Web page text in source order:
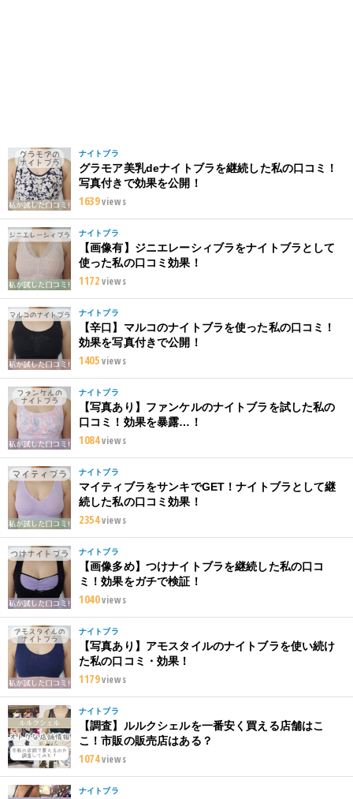
ナイトブラ
グラモア美乳deナイトブラを継続した私の口コミ！
写真付きで効果を公開！
1639views
ナイトブラ
【画像有】ジニエレーシィブラをナイトブラとして
使った私の口コミ効果！
1172views
ナイトブラ
【辛口】マルコのナイトブラを使った私の口コミ！
効果を写真付きで公開！
1405views
ナイトブラ
【写真あり】ファンケルのナイトブラを試した私の
口コミ！効果を暴露…！
1084views
ナイトブラ
マイティブラをサンキでGET！ナイトブラとして継
続した私の口コミ効果！
2354views
ナイトブラ
【画像多め】つけナイトブラを継続した私の口コ
ミ！効果をガチで検証！
1040views
ナイトブラ
【写真あり】アモスタイルのナイトブラを使い続け
た私の口コミ・効果！
1179views
ナイトブラ
【調査】ルルクシェルを一番安く買える店舗はこ
こ！市販の販売店はある？
1074views
ナイトブラ